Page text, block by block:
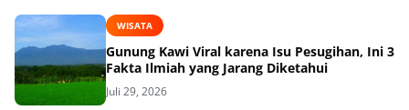
WISATA
Gunung Kawi Viral karena Isu Pesugihan, Ini 3
Fakta Ilmiah yang Jarang Diketahui
Juli 29, 2026